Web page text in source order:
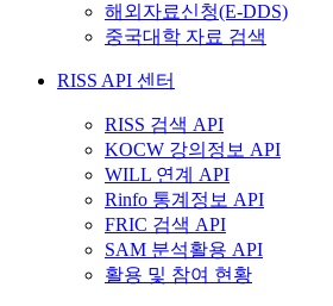
해외자료신청(E-DDS)
중국대학 자료 검색
RISS API 센터
RISS 검색 API
KOCW 강의정보 API
WILL 연계 API
Rinfo 통계정보 API
FRIC 검색 API
SAM 분석활용 API
활용 및 참여 현황